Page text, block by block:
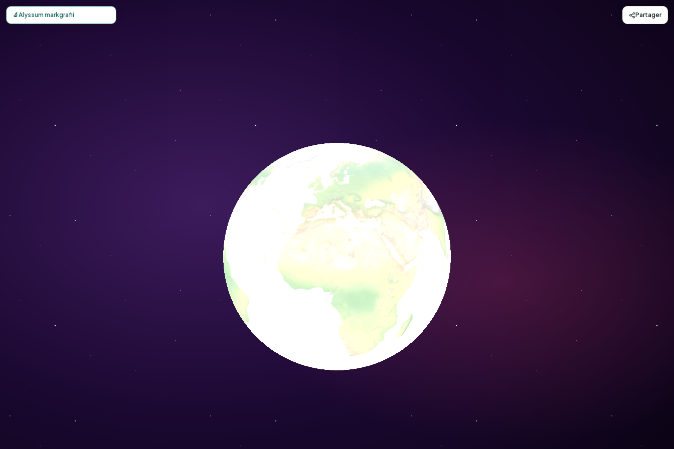
Carte d'observation du Alyssum markgrafii (Alyssum markgrafii) - Conservation Nature
🔬Alyssum markgrafii Partager